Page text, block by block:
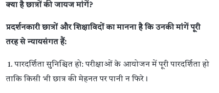
क्या है छात्रों की जायज मांगें?
प्रदर्शनकारी छात्रों और शिक्षाविदों का मानना है कि उनकी मांगें पूरी
तरह से न्यायसंगत हैं:
1. पारदर्शिता सुनिश्चित हो: परीक्षाओं के आयोजन में पूरी पारदर्शिता हो
ताकि किसी भी छात्र की मेहनत पर पानी न फिरे।